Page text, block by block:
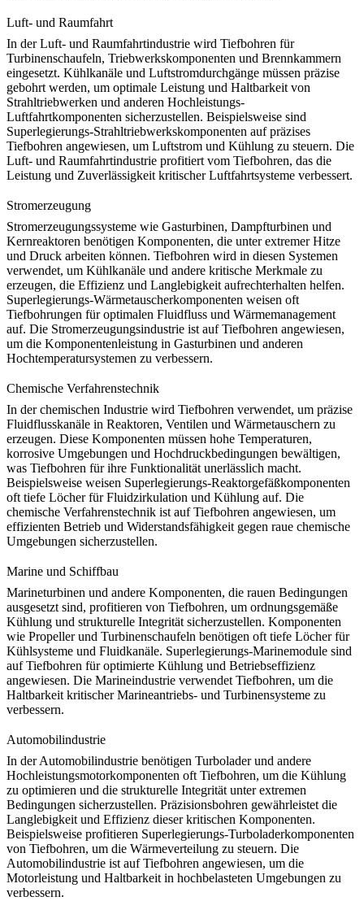
Luft- und Raumfahrt
In der Luft- und Raumfahrtindustrie wird Tiefbohren für
Turbinenschaufeln, Triebwerkskomponenten und Brennkammern
eingesetzt. Kühlkanäle und Luftstromdurchgänge müssen präzise
gebohrt werden, um optimale Leistung und Haltbarkeit von
Strahltriebwerken und anderen Hochleistungs-
Luftfahrtkomponenten sicherzustellen. Beispielsweise sind
Superlegierungs-Strahltriebwerkskomponenten auf präzises
Tiefbohren angewiesen, um Luftstrom und Kühlung zu steuern. Die
Luft- und Raumfahrtindustrie profitiert vom Tiefbohren, das die
Leistung und Zuverlässigkeit kritischer Luftfahrtsysteme verbessert.
Stromerzeugung
Stromerzeugungssysteme wie Gasturbinen, Dampfturbinen und
Kernreaktoren benötigen Komponenten, die unter extremer Hitze
und Druck arbeiten können. Tiefbohren wird in diesen Systemen
verwendet, um Kühlkanäle und andere kritische Merkmale zu
erzeugen, die Effizienz und Langlebigkeit aufrechterhalten helfen.
Superlegierungs-Wärmetauscherkomponenten weisen oft
Tiefbohrungen für optimalen Fluidfluss und Wärmemanagement
auf. Die Stromerzeugungsindustrie ist auf Tiefbohren angewiesen,
um die Komponentenleistung in Gasturbinen und anderen
Hochtemperatursystemen zu verbessern.
Chemische Verfahrenstechnik
In der chemischen Industrie wird Tiefbohren verwendet, um präzise
Fluidflusskanäle in Reaktoren, Ventilen und Wärmetauschern zu
erzeugen. Diese Komponenten müssen hohe Temperaturen,
korrosive Umgebungen und Hochdruckbedingungen bewältigen,
was Tiefbohren für ihre Funktionalität unerlässlich macht.
Beispielsweise weisen Superlegierungs-Reaktorgefäßkomponenten
oft tiefe Löcher für Fluidzirkulation und Kühlung auf. Die
chemische Verfahrenstechnik ist auf Tiefbohren angewiesen, um
effizienten Betrieb und Widerstandsfähigkeit gegen raue chemische
Umgebungen sicherzustellen.
Marine und Schiffbau
Marineturbinen und andere Komponenten, die rauen Bedingungen
ausgesetzt sind, profitieren von Tiefbohren, um ordnungsgemäße
Kühlung und strukturelle Integrität sicherzustellen. Komponenten
wie Propeller und Turbinenschaufeln benötigen oft tiefe Löcher für
Kühlsysteme und Fluidkanäle. Superlegierungs-Marinemodule sind
auf Tiefbohren für optimierte Kühlung und Betriebseffizienz
angewiesen. Die Marineindustrie verwendet Tiefbohren, um die
Haltbarkeit kritischer Marineantriebs- und Turbinensysteme zu
verbessern.
Automobilindustrie
In der Automobilindustrie benötigen Turbolader und andere
Hochleistungsmotorkomponenten oft Tiefbohren, um die Kühlung
zu optimieren und die strukturelle Integrität unter extremen
Bedingungen sicherzustellen. Präzisionsbohren gewährleistet die
Langlebigkeit und Effizienz dieser kritischen Komponenten.
Beispielsweise profitieren Superlegierungs-Turboladerkomponenten
von Tiefbohren, um die Wärmeverteilung zu steuern. Die
Automobilindustrie ist auf Tiefbohren angewiesen, um die
Motorleistung und Haltbarkeit in hochbelasteten Umgebungen zu
verbessern.